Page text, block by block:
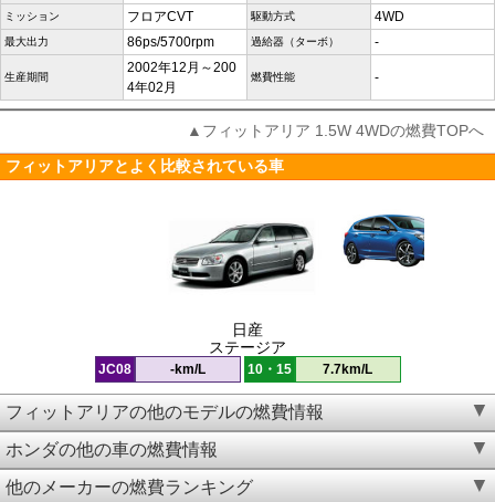
ミッション フロアCVT 駆動方式 4WD
最大出力 86ps/5700rpm 過給器（ターボ） -
生産期間
2002年12月～200
4年02月
燃費性能 -
▲フィットアリア 1.5W 4WDの燃費TOPへ
フィットアリアとよく比較されている車
日産
ステージア
JC08 -km/L 10・15 7.7km/L
フィットアリアの他のモデルの燃費情報
ホンダの他の車の燃費情報
他のメーカーの燃費ランキング